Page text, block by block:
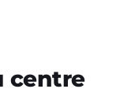
centre